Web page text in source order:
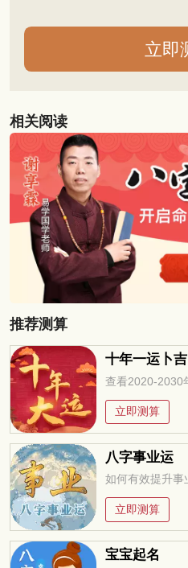
相关阅读
推荐测算
十年一运卜
查看2020-2030
立即测算
八字事业运
如何有效提升事
立即测算
宝宝起名